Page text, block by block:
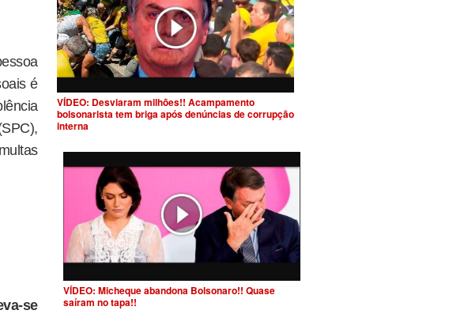
é
se
VÍDEO: Desviaram milhões!! Acampamento
bolsonarista tem briga após denúncias de corrupção
interna
VÍDEO: Micheque abandona Bolsonaro!! Quase
saíram no tapa!!